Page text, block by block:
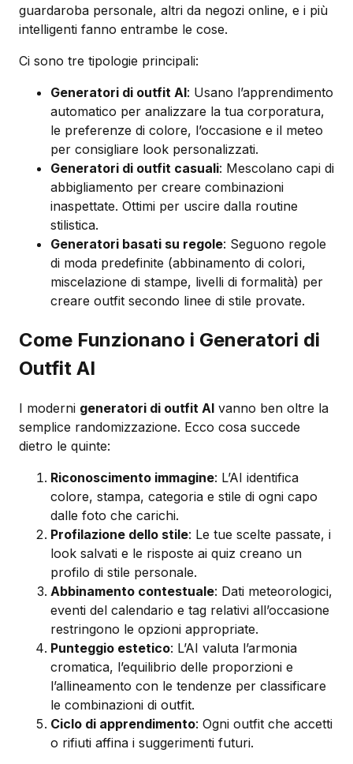
guardaroba personale, altri da negozi online, e i più
intelligenti fanno entrambe le cose.
Ci sono tre tipologie principali:
Generatori di outfit AI: Usano l’apprendimento
automatico per analizzare la tua corporatura,
le preferenze di colore, l’occasione e il meteo
per consigliare look personalizzati.
Generatori di outfit casuali: Mescolano capi di
abbigliamento per creare combinazioni
inaspettate. Ottimi per uscire dalla routine
stilistica.
Generatori basati su regole: Seguono regole
di moda predefinite (abbinamento di colori,
miscelazione di stampe, livelli di formalità) per
creare outfit secondo linee di stile provate.
Come Funzionano i Generatori di
Outfit AI
I moderni generatori di outfit AI vanno ben oltre la
semplice randomizzazione. Ecco cosa succede
dietro le quinte:
Riconoscimento immagine: L’AI identifica
colore, stampa, categoria e stile di ogni capo
dalle foto che carichi.
Profilazione dello stile: Le tue scelte passate, i
look salvati e le risposte ai quiz creano un
profilo di stile personale.
Abbinamento contestuale: Dati meteorologici,
eventi del calendario e tag relativi all’occasione
restringono le opzioni appropriate.
Punteggio estetico: L’AI valuta l’armonia
cromatica, l’equilibrio delle proporzioni e
l’allineamento con le tendenze per classificare
le combinazioni di outfit.
Ciclo di apprendimento: Ogni outfit che accetti
o rifiuti affina i suggerimenti futuri.